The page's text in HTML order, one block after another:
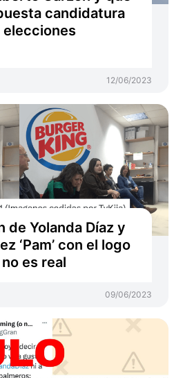
candidatura
elecciones
12/06/2023
de Yolanda Díaz y
‘Pam’ con el logo
es real
09/06/2023